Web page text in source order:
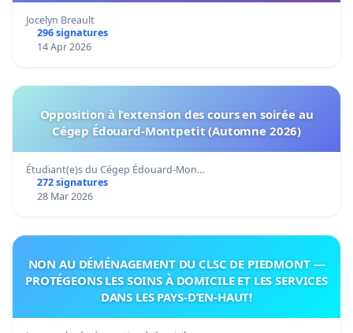
Jocelyn Breault
296 signatures
14 Apr 2026
Opposition à l’extension des cours en soirée au
Cégep Édouard-Montpetit (Automne 2026)
Étudiant(e)s du Cégep Édouard-Mon…
272 signatures
28 Mar 2026
NON AU DÉMÉNAGEMENT DU CLSC DE PIEDMONT —
PROTÉGEONS LES SOINS À DOMICILE ET LES SERVICES
DANS LES PAYS-D’EN-HAUT!